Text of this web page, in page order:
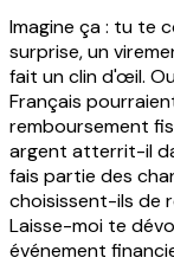
Imagine ça : tu te
surprise, un
fait un clin d'œil.
Français
remboursement
argent atterrit-il
fais partie des
choisissent-ils de
Laisse-moi te
événement